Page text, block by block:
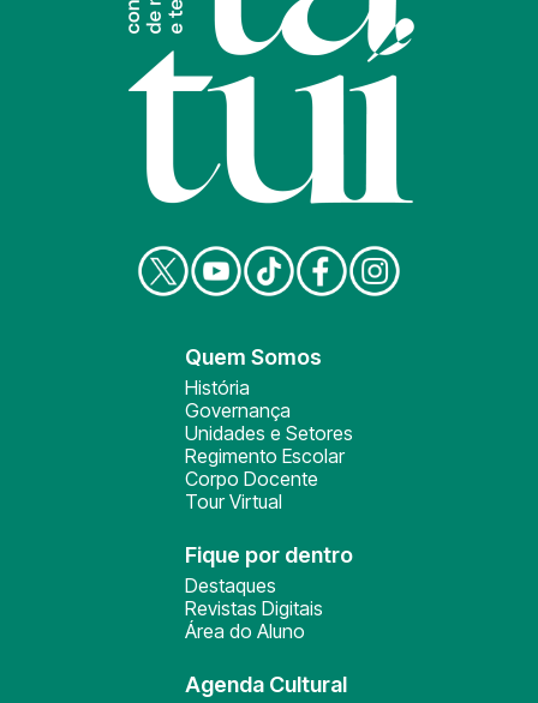
Quem Somos
História
Governança
Unidades e Setores
Regimento Escolar
Corpo Docente
Tour Virtual
Fique por dentro
Destaques
Revistas Digitais
Área do Aluno
Agenda Cultural